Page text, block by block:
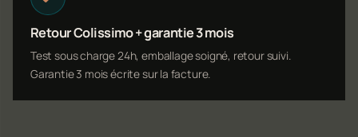
Retour Colissimo + garantie 3 mois
Test sous charge 24h, emballage soigné, retour suivi.
Garantie 3 mois écrite sur la facture.